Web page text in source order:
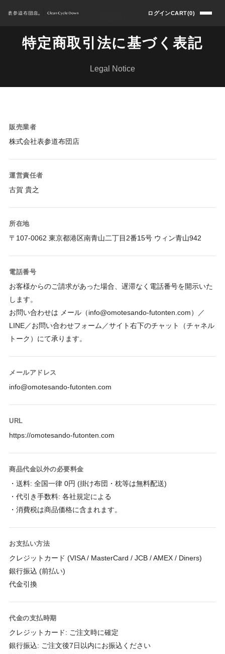
ログインCART(0)
特定商取引法に基づく表記
Legal Notice
販売業者
株式会社表参道布団店
運営責任者
古賀 貴之
所在地
〒107-0062 東京都港区南青山二丁目2番15号 ウィン青山942
電話番号
お客様からのご請求があった場合、遅滞なく電話番号を開示いた
します。
お問い合わせは メール（info@omotesando-futonten.com）／
LINE／お問い合わせフォーム／サイト右下のチャット（チャネル
トーク）にて承ります。
メールアドレス
info@omotesando-futonten.com
URL
https://omotesando-futonten.com
商品代金以外の必要料金
・送料: 全国一律 0円 (掛け布団・枕等は無料配送)
・代引き手数料: 各社規定による
・消費税は商品価格に含まれます。
お支払い方法
クレジットカード (VISA / MasterCard / JCB / AMEX / Diners)
銀行振込 (前払い)
代金引換
代金の支払時期
クレジットカード: ご注文時に確定
銀行振込: ご注文後7日以内にお振込ください